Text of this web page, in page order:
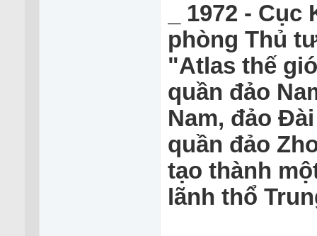
_ 1972 -
phòng Thủ
"Atlas thế
quần đảo
Nam, đảo
quần đảo
tạo thành
lãnh thổ